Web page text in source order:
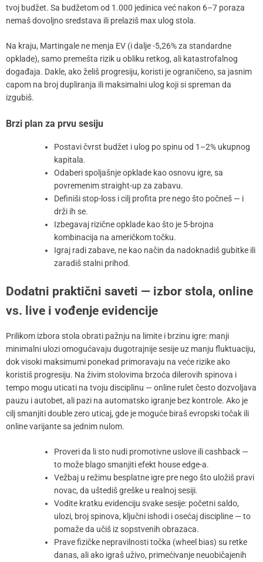
tvoj budžet. Sa budžetom od 1.000 jedinica već nakon 6–7 poraza
nemaš dovoljno sredstava ili prelaziš max ulog stola.
Na kraju, Martingale ne menja EV (i dalje -5,26% za standardne
opklade), samo premešta rizik u obliku retkog, ali katastrofalnog
događaja. Dakle, ako želiš progresiju, koristi je ograničeno, sa jasnim
capom na broj dupliranja ili maksimalni ulog koji si spreman da
izgubiš.
Brzi plan za prvu sesiju
Postavi čvrst budžet i ulog po spinu od 1–2% ukupnog
kapitala.
Odaberi spoljašnje opklade kao osnovu igre, sa
povremenim straight-up za zabavu.
Definiši stop-loss i cilj profita pre nego što počneš — i
drži ih se.
Izbegavaj rizične opklade kao što je 5-brojna
kombinacija na američkom točku.
Igraj radi zabave, ne kao način da nadoknadiš gubitke ili
zaradiš stalni prihod.
Dodatni praktični saveti — izbor stola, online
vs. live i vođenje evidencije
Prilikom izbora stola obrati pažnju na limite i brzinu igre: manji
minimalni ulozi omogućavaju dugotrajnije sesije uz manju fluktuaciju,
dok visoki maksimumi ponekad primoravaju na veće rizike ako
koristiš progresiju. Na živim stolovima brzoća dilerovih spinova i
tempo mogu uticati na tvoju disciplinu — online rulet često dozvoljava
pauzu i autobet, ali pazi na automatsko igranje bez kontrole. Ako je
cilj smanjiti double zero uticaj, gde je moguće biraš evropski točak ili
online varijante sa jednim nulom.
Proveri da li sto nudi promotivne uslove ili cashback —
to može blago smanjiti efekt house edge-a.
Vežbaj u režimu besplatne igre pre nego što uložiš pravi
novac, da uštediš greške u realnoj sesiji.
Vodite kratku evidenciju svake sesije: početni saldo,
ulozi, broj spinova, ključni ishodi i osećaj discipline — to
pomaže da učiš iz sopstvenih obrazaca.
Prave fizičke nepravilnosti točka (wheel bias) su retke
danas, ali ako igraš uživo, primećivanje neuobičajenih